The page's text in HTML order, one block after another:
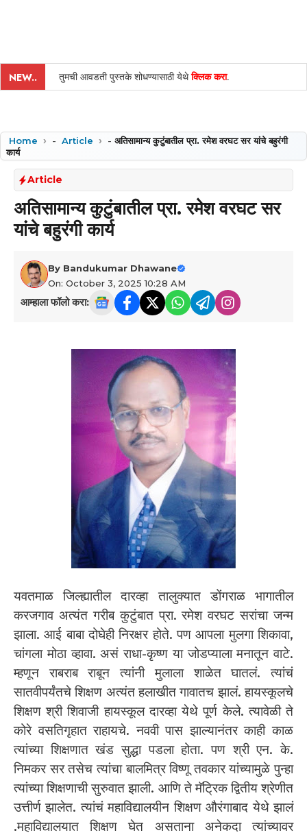
NEW.. तुमची आवडती पुस्तके शोधण्यासाठी येथेक्लिक करा.
Home - Article - अतिसामान्य कुटुंबातील प्रा. रमेश वरघट सर यांचे बहुरंगी
कार्य
Article
अतिसामान्य कुटुंबातील प्रा. रमेश वरघट सर
यांचे बहुरंगी कार्य
By Bandukumar Dhawane
On: October 3, 2025 10:28 AM
आम्हाला फॉलो करा:
यवतमाळ जिल्ह्यातील दारव्हा तालुक्यात डोंगराळ भागातील
करजगाव अत्यंत गरीब कुटुंबात प्रा. रमेश वरघट सरांचा जन्म
झाला. आई बाबा दोघेही निरक्षर होते. पण आपला मुलगा शिकावा,
चांगला मोठा व्हावा. असं राधा-कृष्ण या जोडप्याला मनातून वाटे.
म्हणून राबराब राबून त्यांनी मुलाला शाळेत घातलं. त्यांचं
सातवीपर्यंतचे शिक्षण अत्यंत हलाखीत गावातच झालं. हायस्कूलचे
शिक्षण श्री शिवाजी हायस्कूल दारव्हा येथे पूर्ण केले. त्यावेळी ते
कोरे वसतिगृहात राहायचे. नववी पास झाल्यानंतर काही काळ
त्यांच्या शिक्षणात खंड सुद्धा पडला होता. पण श्री एन. के.
निमकर सर तसेच त्यांचा बालमित्र विष्णू तवकार यांच्यामुळे पुन्हा
त्यांच्या शिक्षणाची सुरुवात झाली. आणि ते मॅट्रिक द्वितीय श्रेणीत
उत्तीर्ण झालेत. त्यांचं महाविद्यालयीन शिक्षण औरंगाबाद येथे झालं
.महाविद्यालयात शिक्षण घेत असताना अनेकदा त्यांच्यावर